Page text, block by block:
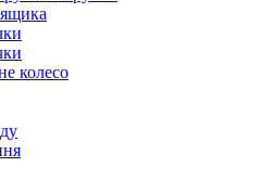
ящика
колесо